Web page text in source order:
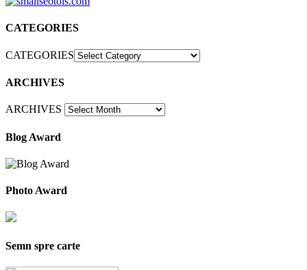
CATEGORIES
CATEGORIES
ARCHIVES
ARCHIVES
Blog Award
Photo Award
Semn spre carte